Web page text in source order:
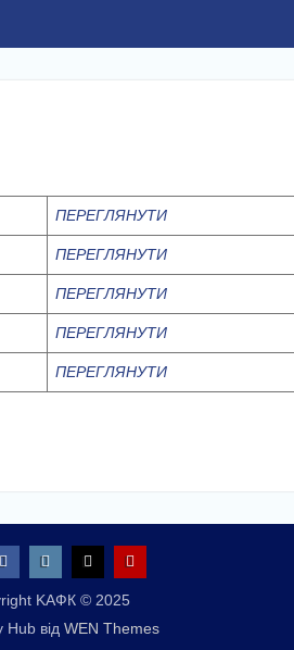
ПЕРЕГЛЯНУТИ
ПЕРЕГЛЯНУТИ
ПЕРЕГЛЯНУТИ
ПЕРЕГЛЯНУТИ
ПЕРЕГЛЯНУТИ
KАФК © 2025
Hub від WEN Themes